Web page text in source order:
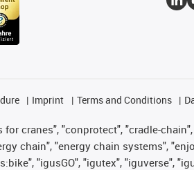
Imprint Terms and Conditions
cranes", "conprotect", "cradle-
chain", "energy chain systems",
"igusGO", "igutex", "iguverse",